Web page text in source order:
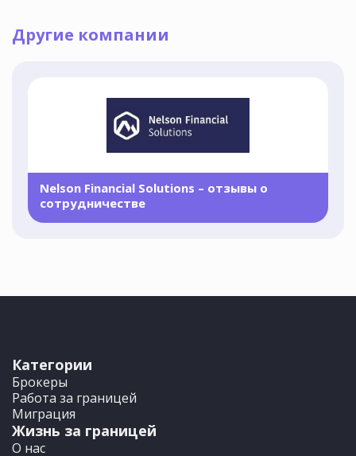
Другие компании
Nelson Financial Solutions – отзывы о
сотрудничестве
Категории
Брокеры
Работа за границей
Миграция
Жизнь за границей
О нас